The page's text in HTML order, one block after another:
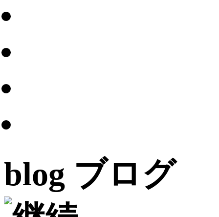
blog ブログ